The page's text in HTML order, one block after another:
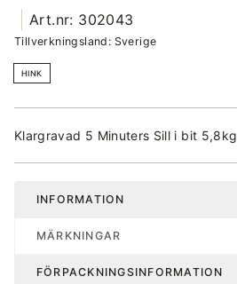
Art.nr: 302043
Tillverkningsland: Sverige
HINK
Klargravad 5 Minuters Sill i bit 5,8kg
INFORMATION
MÄRKNINGAR
FÖRPACKNINGSINFORMATION